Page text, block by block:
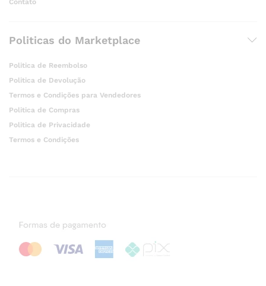
Politicas do Marketplace
Politica de Reembolso
Politica de Devolução
Termos e Condições para Vendedores
Politica de Compras
Politica de Privacidade
Termos e Condições